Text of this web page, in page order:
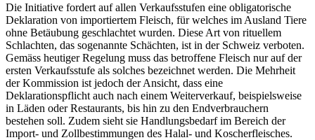
Die Initiative fordert auf allen Verkaufsstufen eine obligatorische
Deklaration von importiertem Fleisch, für welches im Ausland Tiere
ohne Betäubung geschlachtet wurden. Diese Art von rituellem
Schlachten, das sogenannte Schächten, ist in der Schweiz verboten.
Gemäss heutiger Regelung muss das betroffene Fleisch nur auf der
ersten Verkaufsstufe als solches bezeichnet werden. Die Mehrheit
der Kommission ist jedoch der Ansicht, dass eine
Deklarationspflicht auch nach einem Weiterverkauf, beispielsweise
in Läden oder Restaurants, bis hin zu den Endverbrauchern
bestehen soll. Zudem sieht sie Handlungsbedarf im Bereich der
Import- und Zollbestimmungen des Halal- und Koscherfleisches.